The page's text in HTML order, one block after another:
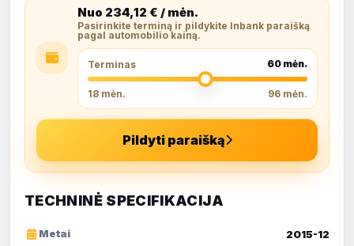
Nuo 234,12 € / mėn.
Pasirinkite terminą ir pildykite Inbank paraišką
pagal automobilio kainą.
Terminas 60 mėn.
18 mėn. 96 mėn.
Pildyti paraišką
TECHNINĖ SPECIFIKACIJA
Metai 2015-12